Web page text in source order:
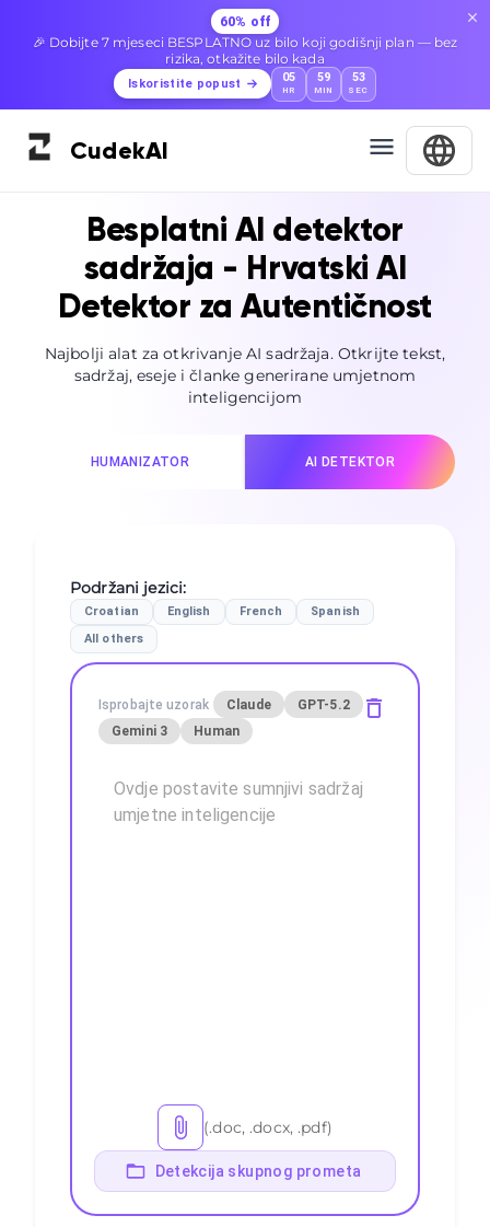
60% off
🎉 Dobijte 7 mjeseci BESPLATNO uz bilo koji godišnji plan — bez
rizika, otkažite bilo kada
Iskoristite popust 05
HR
59
MIN
52
SEC
CudekAI
Besplatni AI detektor
sadržaja - Hrvatski AI
Detektor za Autentičnost
Najbolji alat za otkrivanje AI sadržaja. Otkrijte tekst,
sadržaj, eseje i članke generirane umjetnom
inteligencijom
HUMANIZATOR AI DETEKTOR
Podržani jezici:
Croatian English French
Spanish
All others
Isprobajte uzorak Claude
GPT-5.2
Gemini 3
Human
(.doc, .docx, .pdf)
Detekcija skupnog prometa